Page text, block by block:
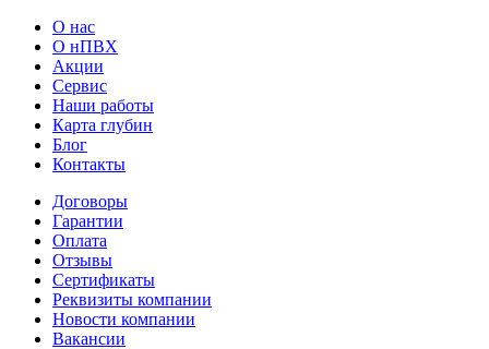
О нас
О нПВХ
Акции
Сервис
Наши работы
Карта глубин
Блог
Контакты
Договоры
Гарантии
Оплата
Отзывы
Сертификаты
Реквизиты компании
Новости компании
Вакансии